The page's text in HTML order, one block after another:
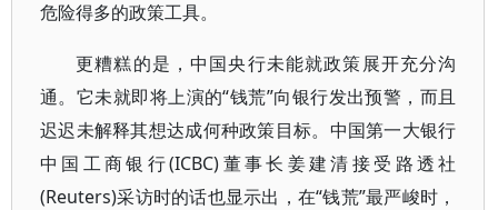
危险得多的政策工具。
更糟糕的是，中国央行未能就政策展开充分沟
通。它未就即将上演的“钱荒”向银行发出预警，而且
迟迟未解释其想达成何种政策目标。中国第一大银行
中国工商银行(ICBC)董事长姜建清接受路透社
(Reuters)采访时的话也显示出，在“钱荒”最严峻时，